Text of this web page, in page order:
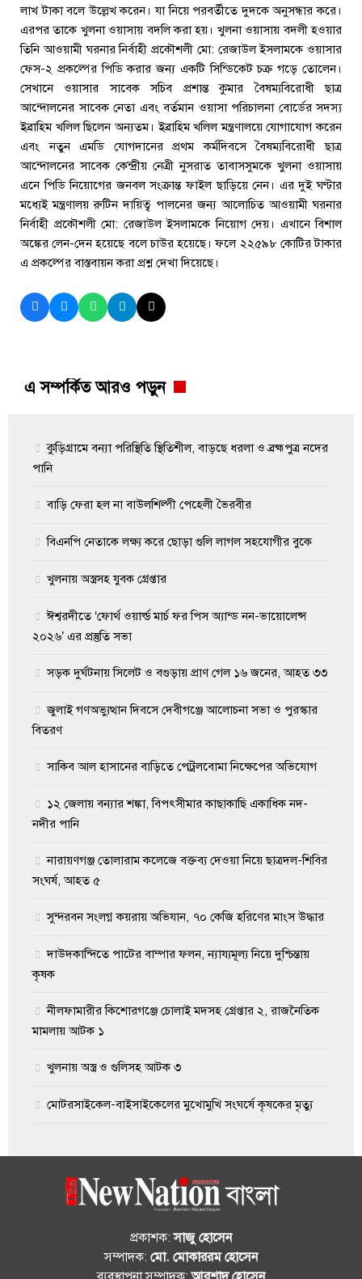
লাখ টাকা বলে উল্লেখ করেন। যা নিয়ে পরবর্তীতে দুদকে অনুসন্ধার করে।
এরপর তাকে খুলনা ওয়াসায় বদলি করা হয়। খুলনা ওয়াসায় বদলী হওয়ার
তিনি আওয়ামী ঘরনার নির্বাহী প্রকৌশলী মো: রেজাউল ইসলামকে ওয়াসার
ফেস-২ প্রকল্পের পিডি করার জন্য একটি সিন্ডিকেট চক্র গড়ে তোলেন।
সেখানে ওয়াসার সাবেক সচিব প্রশান্ত কুমার বৈষম্যবিরোধী ছাত্র
আন্দোলনের সাবেক নেতা এবং বর্তমান ওয়াসা পরিচালনা বোর্ডের সদস্য
ইব্রাহিম খলিল ছিলেন অন্যতম। ইব্রাহিম খলিল মন্ত্রণালয়ে যোগাযোগ করেন
এবং নতুন এমডি যোগদানের প্রথম কর্মদিবসে বৈষম্যবিরোধী ছাত্র
আন্দোলনের সাবেক কেন্দ্রীয় নেত্রী নুসরাত তাবাসসুমকে খুলনা ওয়াসায়
এনে পিডি নিয়োগের জনবল সংক্রান্ত ফাইল ছাড়িয়ে নেন। এর দুই ঘণ্টার
মধ্যেই মন্ত্রণালয় রুটিন দায়িত্ব পালনের জন্য আলোচিত আওয়ামী ঘরনার
নির্বাহী প্রকৌশলী মো: রেজাউল ইসলামকে নিয়োগ দেয়। এখানে বিশাল
অঙ্কের লেন-দেন হয়েছে বলে চাউর হয়েছে। ফলে ২২৫৯৮ কোটির টাকার
এ প্রকল্পের বাস্তবায়ন করা প্রশ্ন দেখা দিয়েছে।
এ সম্পর্কিত আরও পড়ুন
কুড়িগ্রামে বন্যা পরিস্থিতি স্থিতিশীল, বাড়ছে ধরলা ও ব্রহ্মপুত্র নদের
পানি
বাড়ি ফেরা হল না বাউলশিল্পী পেহেলী ভৈরবীর
বিএনপি নেতাকে লক্ষ্য করে ছোড়া গুলি লাগল সহযোগীর বুকে
খুলনায় অস্ত্রসহ যুবক গ্রেপ্তার
ঈশ্বরদীতে ‘ফোর্থ ওয়ার্ল্ড মার্চ ফর পিস অ্যান্ড নন-ভায়োলেন্স
২০২৬’ এর প্রস্তুতি সভা
সড়ক দুর্ঘটনায় সিলেট ও বগুড়ায় প্রাণ গেল ১৬ জনের, আহত ৩৩
জুলাই গণঅভ্যুত্থান দিবসে দেবীগঞ্জে আলোচনা সভা ও পুরস্কার
বিতরণ
সাকিব আল হাসানের বাড়িতে পেট্রলবোমা নিক্ষেপের অভিযোগ
১২ জেলায় বন্যার শঙ্কা, বিপৎসীমার কাছাকাছি একাধিক নদ-
নদীর পানি
নারায়ণগঞ্জ তোলারাম কলেজে বক্তব্য দেওয়া নিয়ে ছাত্রদল-শিবির
সংঘর্ষ, আহত ৫
সুন্দরবন সংলগ্ন কয়রায় অভিযান, ৭০ কেজি হরিণের মাংস উদ্ধার
দাউদকান্দিতে পাটের বাম্পার ফলন, ন্যায্যমূল্য নিয়ে দুশ্চিন্তায়
কৃষক
নীলফামারীর কিশোরগঞ্জে চোলাই মদসহ গ্রেপ্তার ২, রাজনৈতিক
মামলায় আটক ১
খুলনায় অস্ত্র ও গুলিসহ আটক ৩
মোটরসাইকেল-বাইসাইকেলের মুখোমুখি সংঘর্ষে কৃষকের মৃত্যু
প্রকাশক:সাজু হোসেন
সম্পাদক: মো. মোকাররম হোসেন